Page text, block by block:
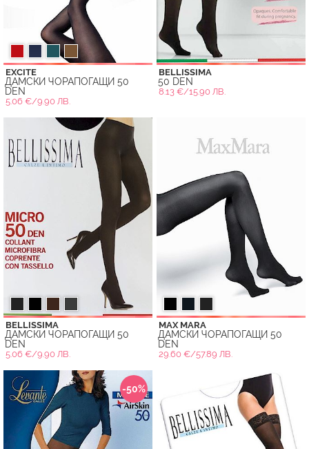
EXCITE
ДАМСКИ ЧОРАПОГАЩИ 50
DEN
5.06 €/9.90 ЛВ.
BELLISSIMA
50 DEN
8.13 €/15.90 ЛВ.
BELLISSIMA
ДАМСКИ ЧОРАПОГАЩИ 50
DEN
5.06 €/9.90 ЛВ.
MAX MARA
ДАМСКИ ЧОРАПОГАЩИ 50
DEN
29.60 €/57.89 ЛВ.
-50%